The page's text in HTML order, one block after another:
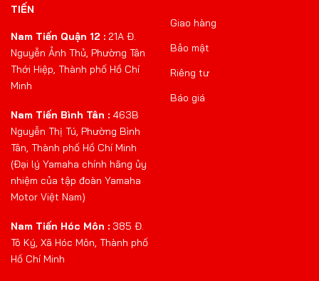
TIẾN
Nam Tiến Quận 12 : 21A Đ.
Nguyễn Ảnh Thủ, Phường Tân
Thới Hiệp, Thành phố Hồ Chí
Minh
Nam Tiến Bình Tân : 463B
Nguyễn Thị Tú, Phường Bình
Tân, Thành phố Hồ Chí Minh
(Đại lý Yamaha chính hãng ủy
nhiệm của tập đoàn Yamaha
Motor Việt Nam)
Nam Tiến Hóc Môn : 385 Đ.
Tô Ký, Xã Hóc Môn, Thành phố
Hồ Chí Minh
Giao hàng
Bảo mật
Riêng tư
Báo giá